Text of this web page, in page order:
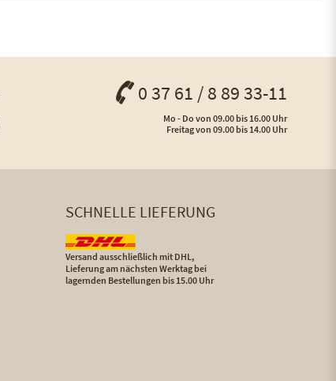
0 37 61 / 8 89 33-11
Mo - Do von 09.00 bis 16.00 Uhr
Freitag von 09.00 bis 14.00 Uhr
SCHNELLE LIEFERUNG
Versand ausschließlich mit DHL,
Lieferung am nächsten Werktag bei
lagernden Bestellungen bis 15.00 Uhr